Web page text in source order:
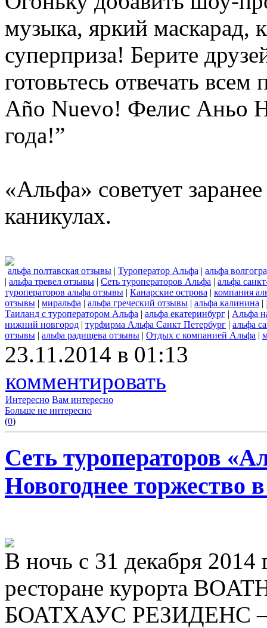
музыка, яркий маскарад,
суперприза! Берите
готовьтесь отвечать
Año Nuevo! Фелис Аньо
года!”
«Альфа» советует
каникулах.
альфа полтавская отзывы | Туроператор Альфа | альфа
| альфа тревел отзывы | Сеть туроператоров Альфа | альфа
туроператоров альфа отзывы | Канарские острова | компания
отзывы | миральфа | альфа греческий отзывы | альфа калинина |
Таиланд с туроператором Альфа | альфа екатеринбург | Альфа
нижний новгород | турфирма Альфа Санкт Петербург | альфа
отзывы | альфа радищева отзывы | Отдых с компанией Альфа |
23.11.2014 в 01:13
комментировать
Интересно Вам интересно
Больше не интересно
(0)
Сеть туроператоров
Новогоднее торжество
В ночь с 31 декабря 2014
ресторане курорта
БОАТХАУС РЕЗИДЕНС –